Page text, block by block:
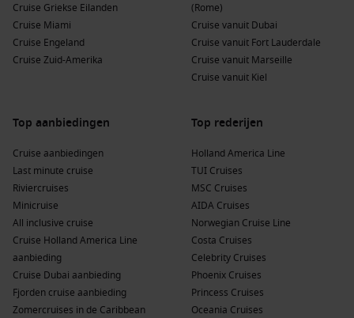
Cruise Griekse Eilanden
Cruise Miami
Cruise Engeland
Cruise Zuid-Amerika
(Rome)
Cruise vanuit Dubai
Cruise vanuit Fort Lauderdale
Cruise vanuit Marseille
Cruise vanuit Kiel
Top aanbiedingen
Cruise aanbiedingen
Last minute cruise
Riviercruises
Minicruise
All inclusive cruise
Cruise Holland America Line
aanbieding
Cruise Dubai aanbieding
Fjorden cruise aanbieding
Zomercruises in de Caribbean
Top rederijen
Holland America Line
TUI Cruises
MSC Cruises
AIDA Cruises
Norwegian Cruise Line
Costa Cruises
Celebrity Cruises
Phoenix Cruises
Princess Cruises
Oceania Cruises